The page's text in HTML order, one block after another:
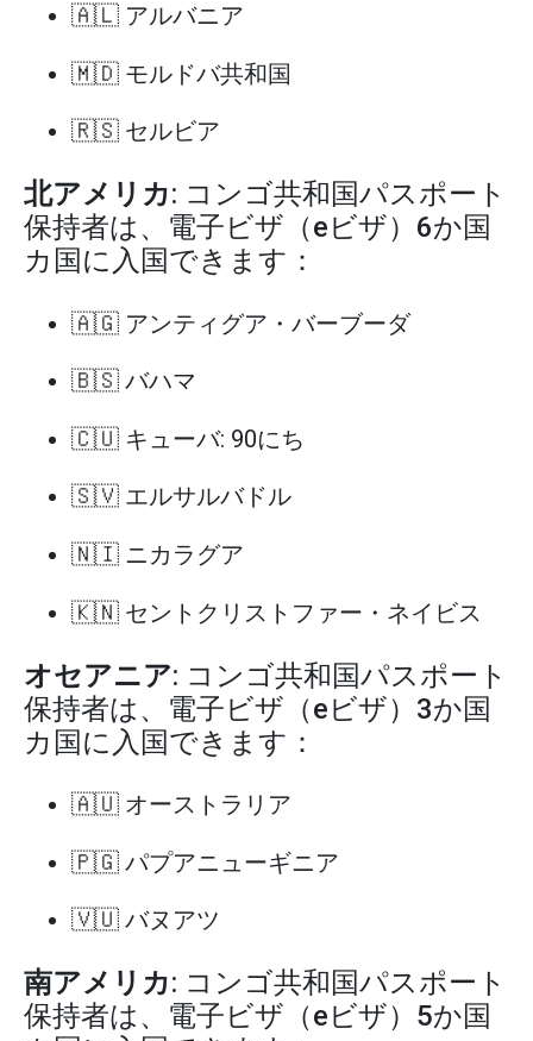
🇦🇱 アルバニア
🇲🇩 モルドバ共和国
🇷🇸 セルビア
北アメリカ: コンゴ共和国パスポート
保持者は、電子ビザ（eビザ）6か国
カ国に入国できます：
🇦🇬 アンティグア・バーブーダ
🇧🇸 バハマ
🇨🇺 キューバ: 90にち
🇸🇻 エルサルバドル
🇳🇮 ニカラグア
🇰🇳 セントクリストファー・ネイビス
オセアニア: コンゴ共和国パスポート
保持者は、電子ビザ（eビザ）3か国
カ国に入国できます：
🇦🇺 オーストラリア
🇵🇬 パプアニューギニア
🇻🇺 バヌアツ
南アメリカ: コンゴ共和国パスポート
保持者は、電子ビザ（eビザ）5か国